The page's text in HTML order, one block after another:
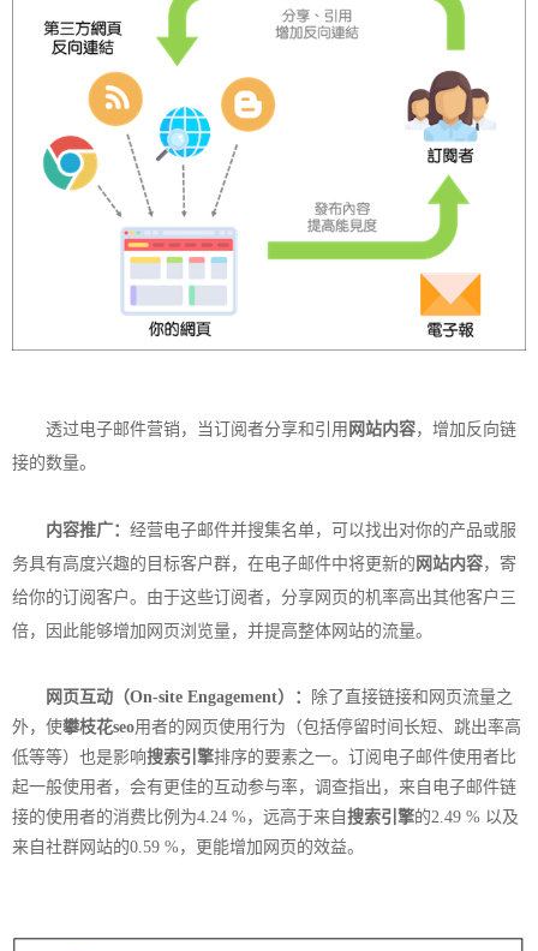
透过电子邮件营销，当订阅者分享和引用 网站内容，增加反向链
接的数量。
内容推广： 经营电子邮件并搜集名单，可以找出对你的产品或服
务具有高度兴趣的目标客户群，在电子邮件中将更新的 网站内容，寄
给你的订阅客户。由于这些订阅者，分享网页的机率高出其他客户三
倍，因此能够增加网页浏览量，并提高整体网站的流量。
网页互动（On-site Engagement）：
除了直接链接和网页流量之
外，使攀枝花seo用者的网页使用行为（包括停留时间长短、跳出率高
低等等）也是影响搜索引擎排序的要素之一。订阅电子邮件使用者比
起一般使用者，会有更佳的互动参与率，调查指出，来自电子邮件链
接的使用者的消费比例为4.24 %，远高于来自 搜索引擎的2.49 % 以及
来自社群网站的0.59 %，更能增加网页的效益。